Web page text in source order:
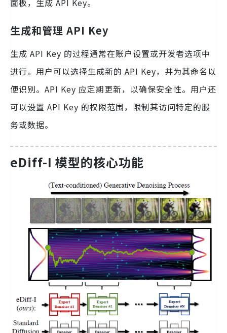
生成和管理 API Key
生成 API Key 的过程通常在账户设置或开发者选项中
进行。用户可以选择生成新的 API Key，并为其命名以
便识别。API Key 应定期更新，以确保安全性。用户还
可以设置 API Key 的权限范围，限制其访问特定的服
务或数据。
eDiff-I 模型的核心功能